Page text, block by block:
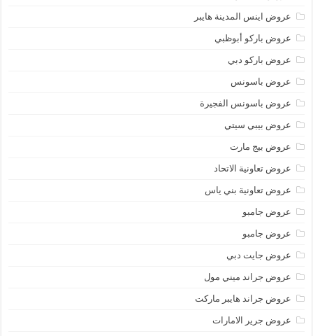
عروض اينس المدينة هايبر
عروض باركو أبوظبي
عروض باركو دبي
عروض باسونس
عروض باسونس الفجيرة
عروض بيبي سيتي
عروض بيج مارت
عروض تعاونية الاتحاد
عروض تعاونية بني ياس
عروض جامبو
عروض جامبو
عروض جايت دبي
عروض جراند ميني مول
عروض جراند هايبر ماركت
عروض جرير الامارات